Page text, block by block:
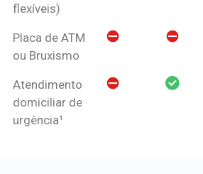
flexíveis)
Placa de ATM
ou Bruxismo
Atendimento
domiciliar de
urgência¹